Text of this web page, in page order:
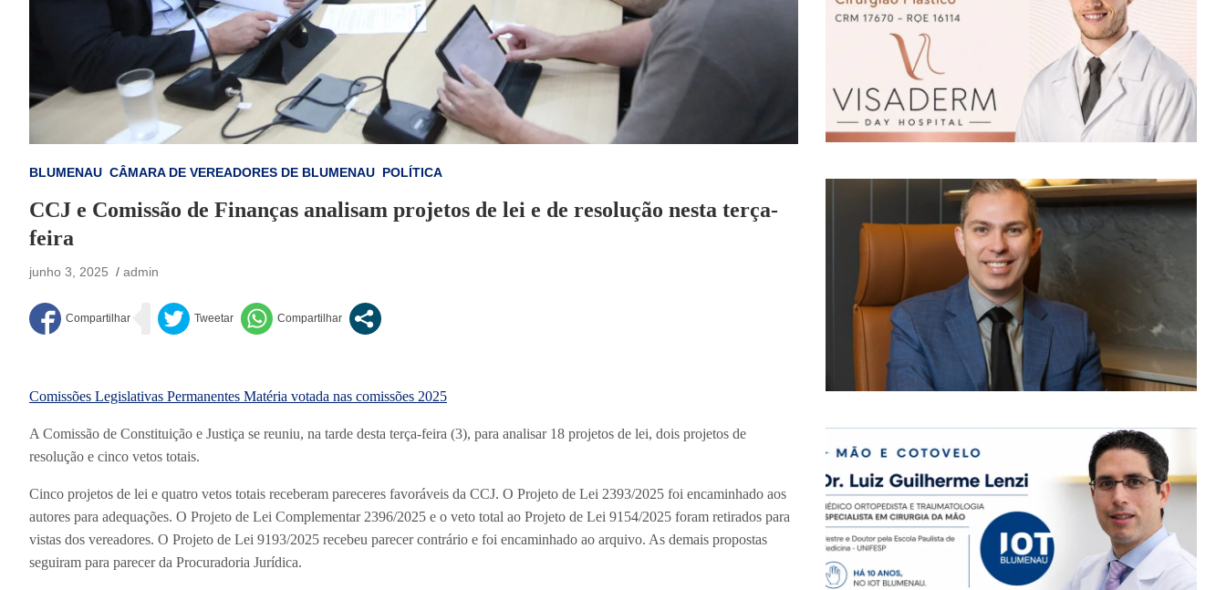
BLUMENAU CÂMARA DE VEREADORES DE BLUMENAU POLÍTICA
CCJ e Comissão de Finanças analisam projetos de lei e de resolução nesta terça-
feira
junho 3, 2025 admin
Comissões Legislativas Permanentes Matéria votada nas comissões 2025
A Comissão de Constituição e Justiça se reuniu, na tarde desta terça-feira (3), para analisar 18 projetos de lei, dois projetos de
resolução e cinco vetos totais.
Cinco projetos de lei e quatro vetos totais receberam pareceres favoráveis da CCJ. O Projeto de Lei 2393/2025 foi encaminhado aos
autores para adequações. O Projeto de Lei Complementar 2396/2025 e o veto total ao Projeto de Lei 9154/2025 foram retirados para
vistas dos vereadores. O Projeto de Lei 9193/2025 recebeu parecer contrário e foi encaminhado ao arquivo. As demais propostas
seguiram para parecer da Procuradoria Jurídica.